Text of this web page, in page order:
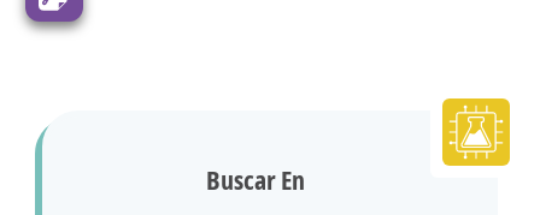
Buscar En